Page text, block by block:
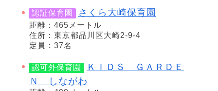
認証保育園 さくら大崎保育園
距離：465メートル
住所：東京都品川区大崎2-9-4
定員：37名
認可外保育園
ＫＩＤＳ ＧＡＲＤＥ
Ｎ しながわ